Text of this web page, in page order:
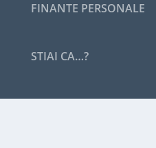
FINANTE PERSONALE
STIAI CA…?